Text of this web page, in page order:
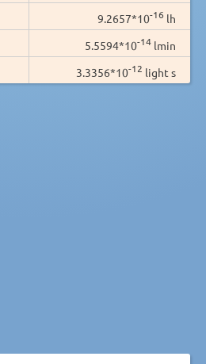
9.2657*10-16 lh
5.5594*10-14 lmin
3.3356*10-12 light s